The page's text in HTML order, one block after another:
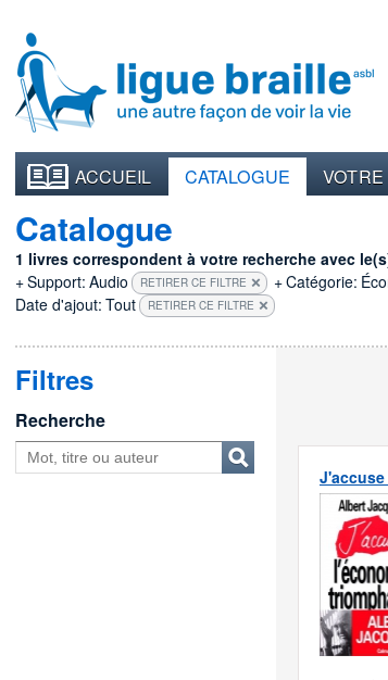
ACCUEIL CATALOGUE
Catalogue
1 livres correspondent à votre recherche avec
+Support: Audio RETIRER CE FILTRE +Catégorie:
Date d'ajout: Tout RETIRER CE FILTRE
Filtres
Recherche